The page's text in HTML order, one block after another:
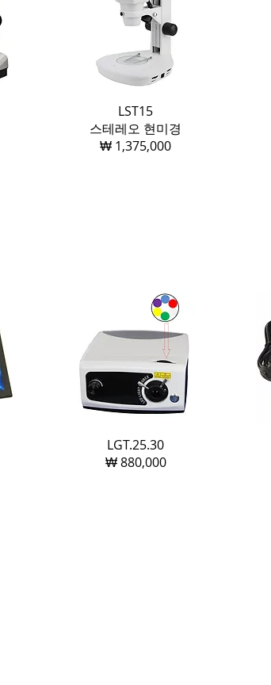
LST15
​스테레오 현미경
₩ 1,375,000
LGT.25.30
₩880,000